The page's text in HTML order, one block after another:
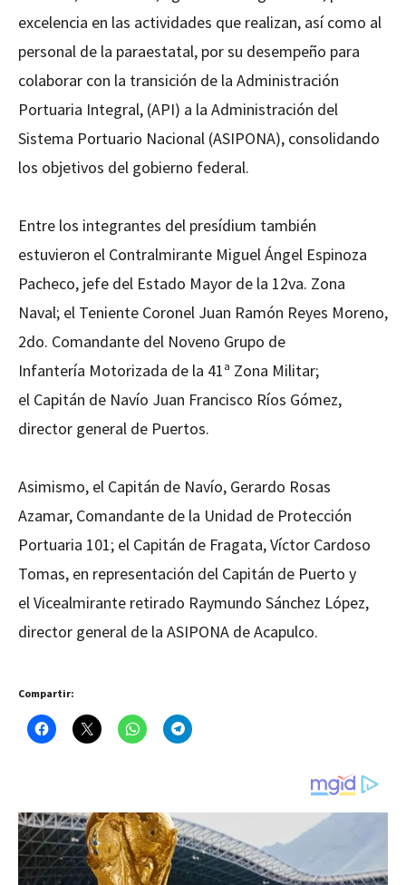
excelencia en las actividades que realizan, así como al
personal de la paraestatal, por su desempeño para
colaborar con la transición de la Administración
Portuaria Integral, (API) a la Administración del
Sistema Portuario Nacional (ASIPONA), consolidando
los objetivos del gobierno federal.
Entre los integrantes del presídium también
estuvieron el Contralmirante Miguel Ángel Espinoza
Pacheco, jefe del Estado Mayor de la 12va. Zona
Naval; el Teniente Coronel Juan Ramón Reyes Moreno,
2do. Comandante del Noveno Grupo de
Infantería Motorizada de la 41ª Zona Militar;
el Capitán de Navío Juan Francisco Ríos Gómez,
director general de Puertos.
Asimismo, el Capitán de Navío, Gerardo Rosas
Azamar, Comandante de la Unidad de Protección
Portuaria 101; el Capitán de Fragata, Víctor Cardoso
Tomas, en representación del Capitán de Puerto y
el Vicealmirante retirado Raymundo Sánchez López,
director general de la ASIPONA de Acapulco.
Compartir: